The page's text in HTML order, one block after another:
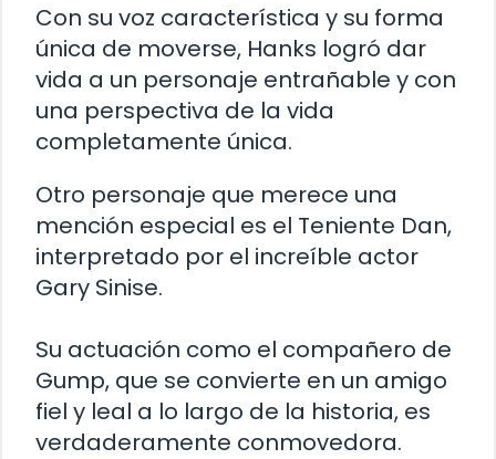
Con su voz característica y su forma
única de moverse, Hanks logró dar
vida a un personaje entrañable y con
una perspectiva de la vida
completamente única.
Otro personaje que merece una
mención especial es el Teniente Dan,
interpretado por el increíble actor
Gary Sinise.
Su actuación como el compañero de
Gump, que se convierte en un amigo
fiel y leal a lo largo de la historia, es
verdaderamente conmovedora.